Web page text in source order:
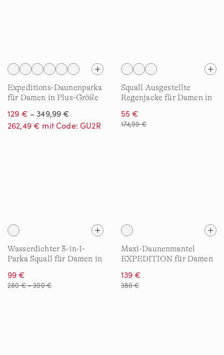
Expeditions-Daunenparka
für Damen in Plus-Größe
129 € – 349,99 €
262,49 € mit Code: GU2R
Squall Ausgestellte
Regenjacke für Damen in
55 €
174,99 €
Wasserdichter 3-in-1-
Parka Squall für Damen in
99 €
280 € – 300 €
Maxi-Daunenmantel
EXPEDITION für Damen
139 €
380 €